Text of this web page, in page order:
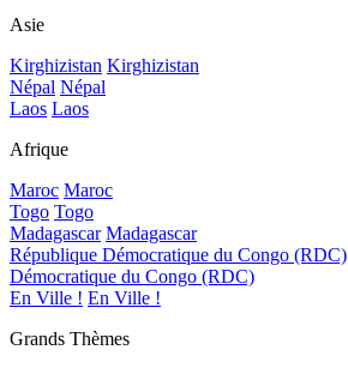
Asie
Kirghizistan Kirghizistan
Népal Népal
Laos Laos
Afrique
Maroc Maroc
Togo Togo
Madagascar Madagascar
République Démocratique du Congo (RDC)
Démocratique du Congo (RDC)
En Ville ! En Ville !
Grands Thèmes